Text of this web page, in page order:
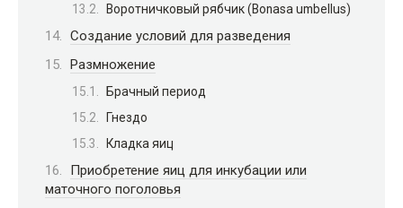
Воротничковый рябчик (Bonasa umbellus)
Создание условий для разведения
Размножение
Брачный период
Гнездо
Кладка яиц
Приобретение яиц для инкубации или
маточного поголовья